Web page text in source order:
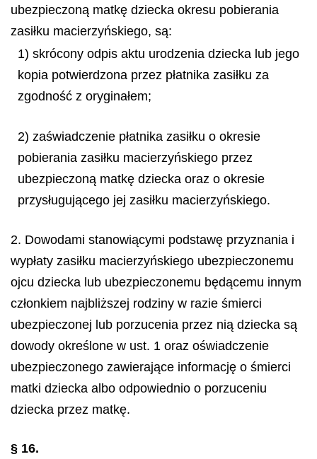
ubezpieczoną matkę dziecka okresu pobierania
zasiłku macierzyńskiego, są:
1) skrócony odpis aktu urodzenia dziecka lub jego
kopia potwierdzona przez płatnika zasiłku za
zgodność z oryginałem;
2) zaświadczenie płatnika zasiłku o okresie
pobierania zasiłku macierzyńskiego przez
ubezpieczoną matkę dziecka oraz o okresie
przysługującego jej zasiłku macierzyńskiego.
2. Dowodami stanowiącymi podstawę przyznania i
wypłaty zasiłku macierzyńskiego ubezpieczonemu
ojcu dziecka lub ubezpieczonemu będącemu innym
członkiem najbliższej rodziny w razie śmierci
ubezpieczonej lub porzucenia przez nią dziecka są
dowody określone w ust. 1 oraz oświadczenie
ubezpieczonego zawierające informację o śmierci
matki dziecka albo odpowiednio o porzuceniu
dziecka przez matkę.
§ 16.